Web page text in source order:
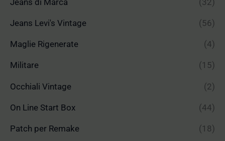
Jeans Levi's Vintage (56)
Maglie Rigenerate (4)
Militare (15)
Occhiali Vintage (2)
On Line Start Box (44)
Patch per Remake (18)